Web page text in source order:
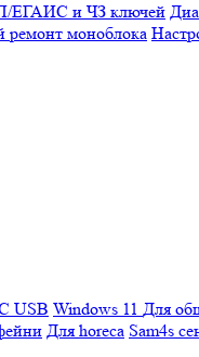
ЕГАИС и ЧЗ ключей
моноблока
USB Windows 11 Для
Для horeca Sam4s